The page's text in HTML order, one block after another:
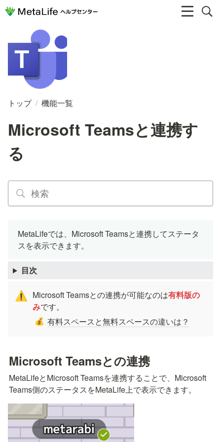
トップ / 機能一覧
Microsoft Teamsと連携す
る
MetaLifeでは、Microsoft Teamsと連携してステータ
スを表示できます。
目次
⚠️ Microsoft Teamsとの連携が可能なのは有料版の
みです。
💰 有料スペースと無料スペースの違いは？
Microsoft Teamsとの連携
MetaLifeとMicrosoft Teamsを連携することで、Microsoft
Teams側のステータスをMetaLife上で表示できます。